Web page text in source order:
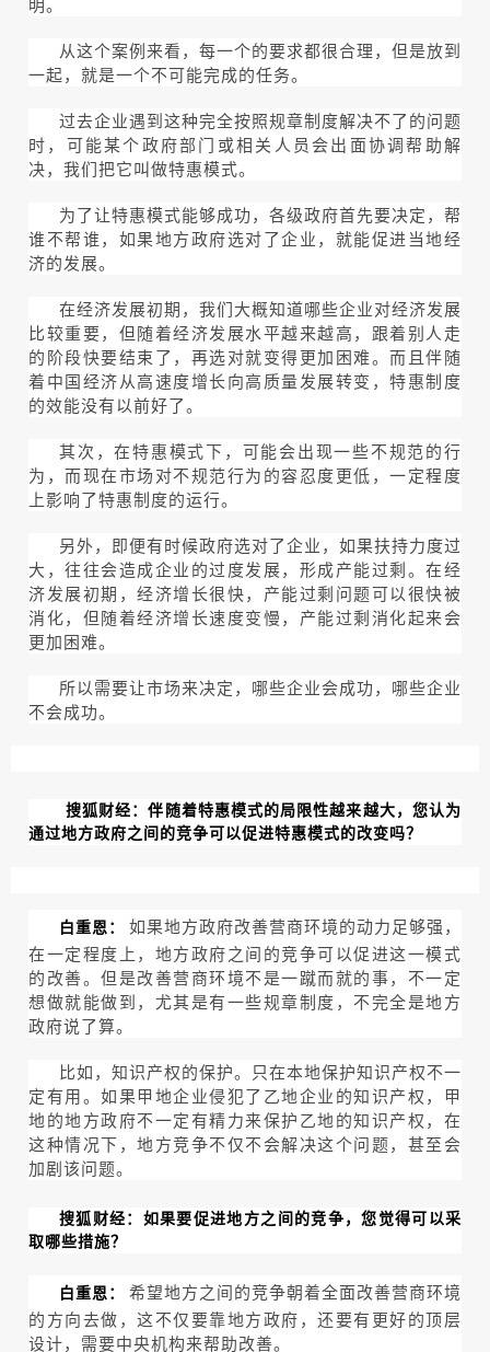
从这个案例来看，每一个的要求都很合理，但是放到
一起，就是一个不可能完成的任务。
过去企业遇到这种完全按照规章制度解决不了的问题
时，可能某个政府部门或相关人员会出面协调帮助解
决，我们把它叫做特惠模式。
为了让特惠模式能够成功，各级政府首先要决定，帮
谁不帮谁，如果地方政府选对了企业，就能促进当地经
济的发展。
在经济发展初期，我们大概知道哪些企业对经济发展
比较重要，但随着经济发展水平越来越高，跟着别人走
的阶段快要结束了，再选对就变得更加困难。而且伴随
着中国经济从高速度增长向高质量发展转变，特惠制度
的效能没有以前好了。
其次，在特惠模式下，可能会出现一些不规范的行
为，而现在市场对不规范行为的容忍度更低，一定程度
上影响了特惠制度的运行。
另外，即便有时候政府选对了企业，如果扶持力度过
大，往往会造成企业的过度发展，形成产能过剩。在经
济发展初期，经济增长很快，产能过剩问题可以很快被
消化，但随着经济增长速度变慢，产能过剩消化起来会
更加困难。
所以需要让市场来决定，哪些企业会成功，哪些企业
不会成功。
搜狐财经：伴随着特惠模式的局限性越来越大，您认为
通过地方政府之间的竞争可以促进特惠模式的改变吗？
白重恩：
如果地方政府改善营商环境的动力足够强，
在一定程度上，地方政府之间的竞争可以促进这一模式
的改善。但是改善营商环境不是一蹴而就的事，不一定
想做就能做到，尤其是有一些规章制度，不完全是地方
政府说了算。
比如，知识产权的保护。只在本地保护知识产权不一
定有用。如果甲地企业侵犯了乙地企业的知识产权，甲
地的地方政府不一定有精力来保护乙地的知识产权，在
这种情况下，地方竞争不仅不会解决这个问题，甚至会
加剧该问题。
搜狐财经：如果要促进地方之间的竞争，您觉得可以采
取哪些措施？
白重恩：
希望地方之间的竞争朝着全面改善营商环境
的方向去做，这不仅要靠地方政府，还要有更好的顶层
设计，需要中央机构来帮助改善。